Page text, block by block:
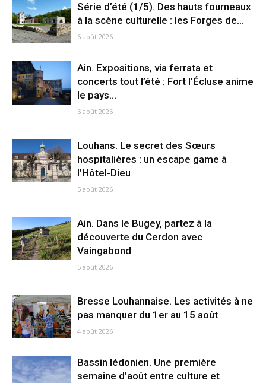
Série d’été (1/5). Des hauts fourneaux
à la scène culturelle : les Forges de...
6 août 2026
Ain. Expositions, via ferrata et
concerts tout l’été : Fort l’Écluse anime
le pays...
6 août 2026
Louhans. Le secret des Sœurs
hospitalières : un escape game à
l’Hôtel-Dieu
5 août 2026
Ain. Dans le Bugey, partez à la
découverte du Cerdon avec
Vaingabond
5 août 2026
Bresse Louhannaise. Les activités à ne
pas manquer du 1er au 15 août
4 août 2026
Bassin lédonien. Une première
semaine d’août entre culture et